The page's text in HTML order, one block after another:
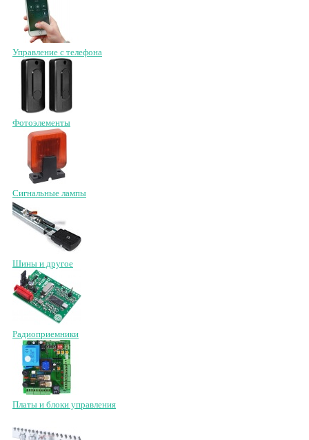
Управление с телефона
Фотоэлементы
Сигнальные лампы
Шины и другое
Радиоприемники
Платы и блоки управления